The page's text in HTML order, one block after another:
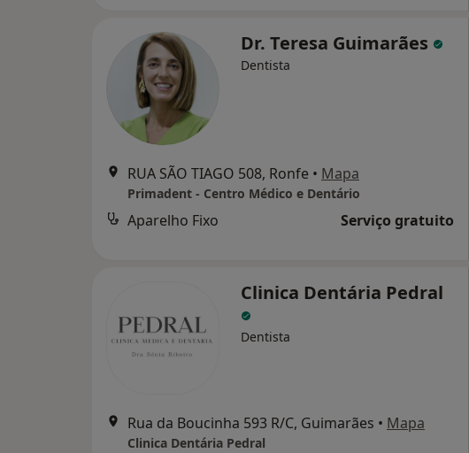
Dr. Teresa Guimarães
Dentista
RUA SÃO TIAGO 508, Ronfe • Mapa
Primadent - Centro Médico e Dentário
Aparelho Fixo Serviço gratuito
Clinica Dentária Pedral
Dentista
Rua da Boucinha 593 R/C, Guimarães • Mapa
Clinica Dentária Pedral